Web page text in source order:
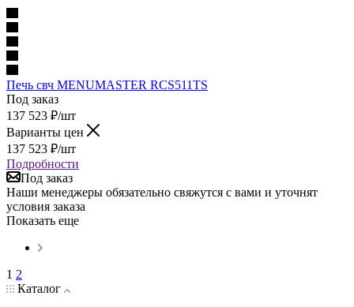
Печь свч MENUMASTER RCS511TS
Под заказ
137 523 ₽/шт
Варианты цен
137 523 ₽/шт
Подробности
Под заказ
Наши менеджеры обязательно свяжутся с вами и уточнят
условия заказа
Показать еще
1 2
Каталог